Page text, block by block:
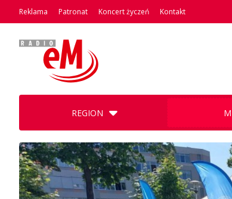
Reklama Patronat Koncert życzeń Kontakt
REGION